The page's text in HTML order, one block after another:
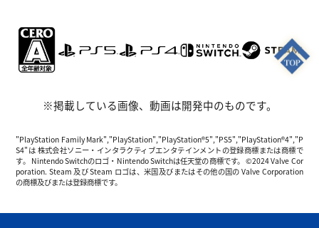
※掲載している画像、動画は開発中のものです。
"PlayStation Family Mark","PlayStation","PlayStation®5","PS5","PlayStation®4","P
S4"は 株式会社ソニー・インタラクティブエンタテインメントの登録商標または商標で
す。 Nintendo Switchのロゴ・Nintendo Switchは任天堂の商標です。 ©2024 Valve Cor
poration. Steam 及び Steam ロゴは、米国及びまたはその他の国の Valve Corporation
の商標及びまたは登録商標です。